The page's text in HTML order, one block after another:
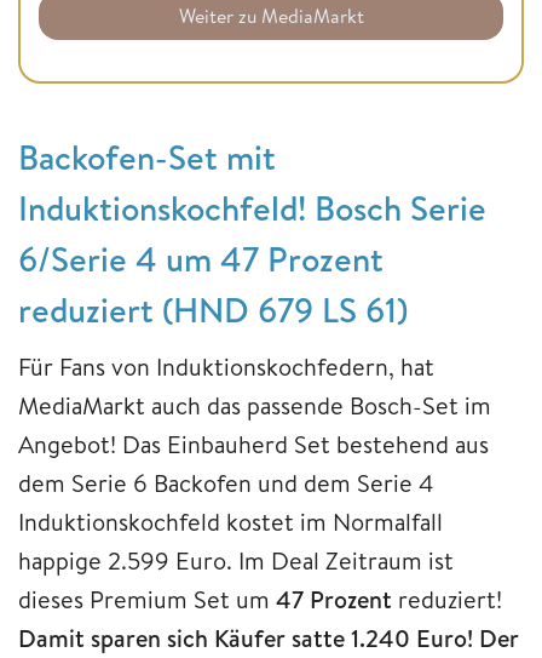
Weiter zu MediaMarkt
Backofen-Set mit
Induktionskochfeld! Bosch Serie
6/Serie 4 um 47 Prozent
reduziert (HND 679 LS 61)
Für Fans von Induktionskochfedern, hat
MediaMarkt auch das passende Bosch-Set im
Angebot! Das Einbauherd Set bestehend aus
dem Serie 6 Backofen und dem Serie 4
Induktionskochfeld kostet im Normalfall
happige 2.599 Euro. Im Deal Zeitraum ist
dieses Premium Set um 47 Prozent reduziert!
Damit sparen sich Käufer satte 1.240 Euro! Der